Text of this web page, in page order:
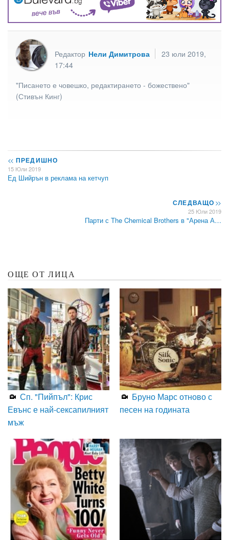
Редактор Нели Димитрова
23 юли 2019,
17:44
"Писането е човешко, редактирането - божествено"
(Стивън Кинг)
<< ПРЕДИШНО
15 Юли 2019
Ед Шийрън в реклама на кетчуп
СЛЕДВАЩО>>
25 Юли 2019
Парти с The Chemical Brothers в "Арена А…
ОЩЕ ОТ ЛИЦА
Сп. "Пийпъл": Крис
Евънс е най-сексапилният
мъж
Бруно Марс отново с
песен на годината